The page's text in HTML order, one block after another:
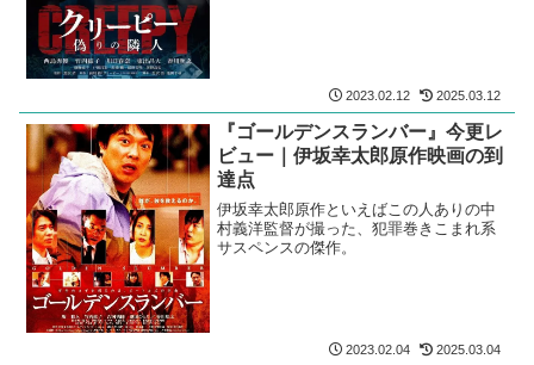
2023.02.12 2025.03.12
『ゴールデンスランバー』今更レ
ビュー｜伊坂幸太郎原作映画の到
達点
伊坂幸太郎原作といえばこの人ありの中
村義洋監督が撮った、犯罪巻きこまれ系
サスペンスの傑作。
2023.02.04 2025.03.04